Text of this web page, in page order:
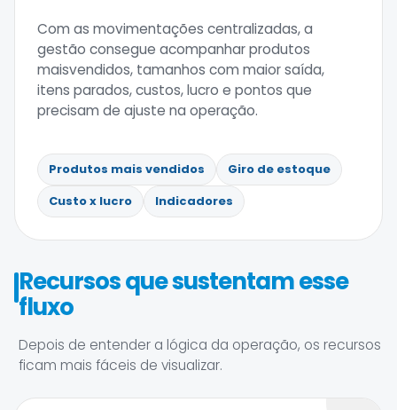
Com as movimentações centralizadas, a
gestão consegue acompanhar produtos
maisvendidos, tamanhos com maior saída,
itens parados, custos, lucro e pontos que
precisam de ajuste na operação.
Produtos mais vendidos
Giro de estoque
Custo x lucro
Indicadores
Recursos que sustentam esse
fluxo
Depois de entender a lógica da operação, os recursos
ficam mais fáceis de visualizar.